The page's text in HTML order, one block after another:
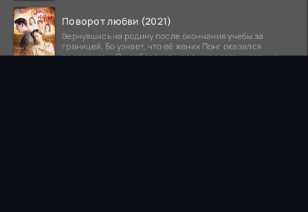
Поворот любви (2021)
Вернувшись на родину после окончания учебы за
границей, Бо узнает, что её жених Понг оказался
предателем. Он соблазнил младшую сестру хозяина